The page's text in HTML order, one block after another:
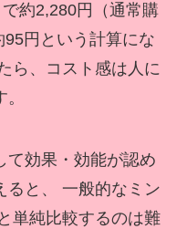
約2,280円（通常購
円という計算にな
ら、コスト感は人に
て効果・効能が認め
ると、 一般的なミン
単純比較するのは難